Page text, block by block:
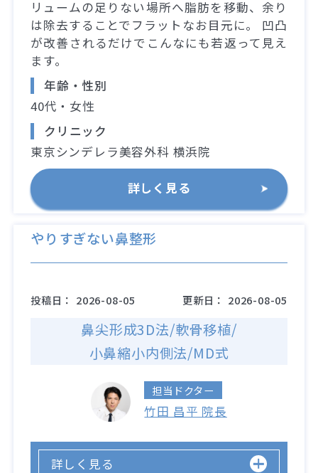
リュームの足りない場所へ脂肪を移動、余り
は除去することでフラットなお目元に。 凹凸
が改善されるだけでこんなにも若返って見え
ます。
年齢・性別
40代・女性
クリニック
東京シンデレラ美容外科 横浜院
詳しく見る
やりすぎない鼻整形
投稿日： 2026-08-05 更新日： 2026-08-05
鼻尖形成3D法/軟骨移植/
小鼻縮小内側法/MD式
担当ドクター
竹田 昌平 院長
詳しく見る